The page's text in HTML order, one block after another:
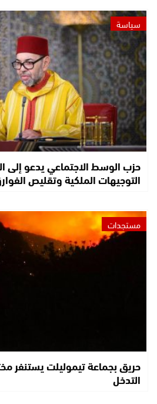
سياسة
حزب الوسط الاجتماعي يدعو إلى
التوجيهات الملكية وتقليص
مستجدات
حريق بجماعة تيموليلت يستنفر
التدخل